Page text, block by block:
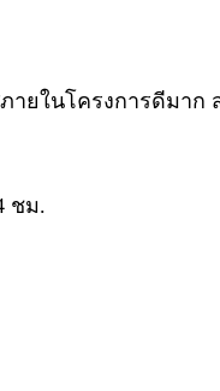
ายในโครงการดีมาก
ชม.